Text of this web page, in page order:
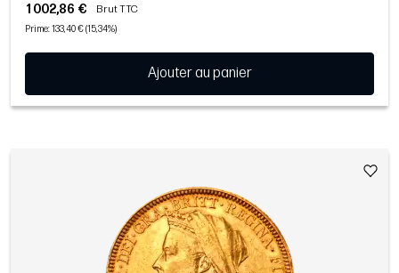
1 002,86 € Brut TTC
Prime: 133,40 € (15,34%)
Ajouter au panier